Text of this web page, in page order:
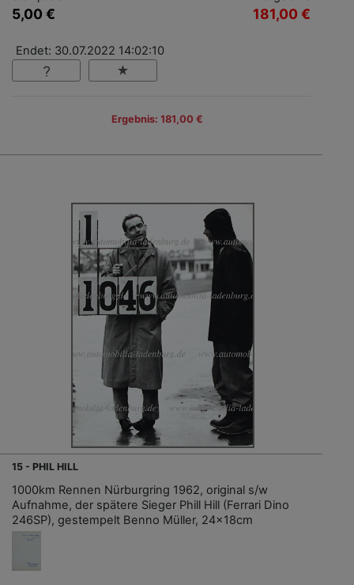
5,00 € 181,00 €
Endet: 30.07.2022 14:02:10
Ergebnis: 181,00 €
15 - PHIL HILL
1000km Rennen Nürburgring 1962, original s/w
Aufnahme, der spätere Sieger Phill Hill (Ferrari Dino
246SP), gestempelt Benno Müller, 24x18cm